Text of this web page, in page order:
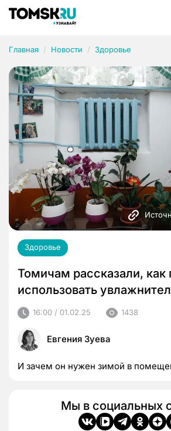
Главная Новости Здоровье
Здоровье
Томичам рассказали, как
использовать
16:00 / 01.02.25 1438
Евгения Зуева
И зачем он нужен зимой в
Мы в социальных